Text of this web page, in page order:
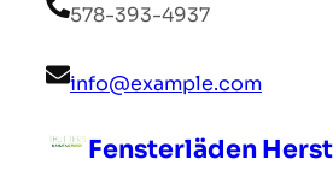
578-393-4937
info@example.com
Fensterläden